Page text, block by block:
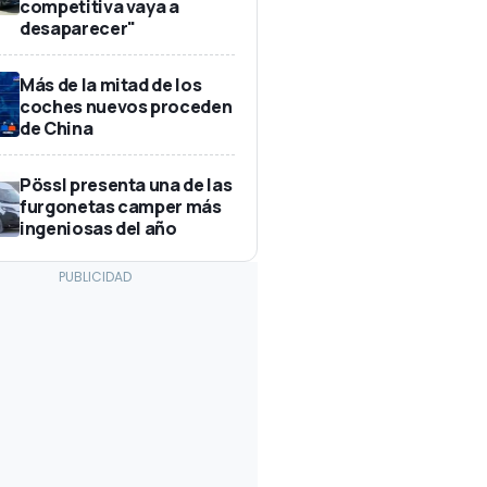
competitiva vaya a
desaparecer"
Más de la mitad de los
coches nuevos proceden
de China
Pössl presenta una de las
furgonetas camper más
ingeniosas del año